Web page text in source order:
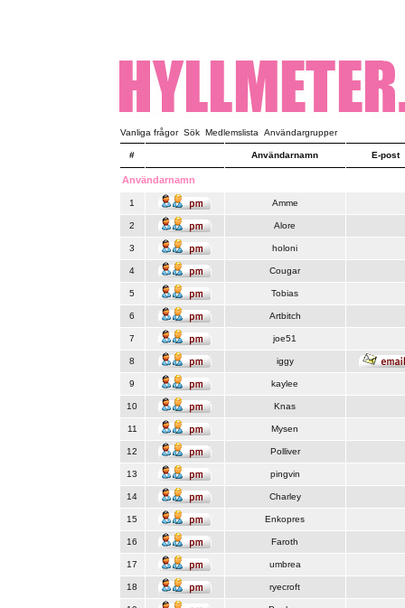
Vanliga frågor Sök Medlemslista Användargrupper
# Användarnamn E-post
Användarnamn
1 Amme
2 Alore
3 holoni
4 Cougar
5 Tobias
6 Artbitch
7 joe51
8 iggy
9 kaylee
10 Knas
11 Mysen
12 Polliver
13 pingvin
14 Charley
15 Enkopres
16 Faroth
17 umbrea
18 ryecroft